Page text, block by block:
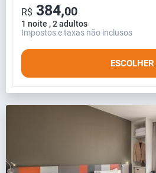
1 noite , 2 adultos
R$ 384,00
Impostos e taxas não inclusos
ESCOLHER